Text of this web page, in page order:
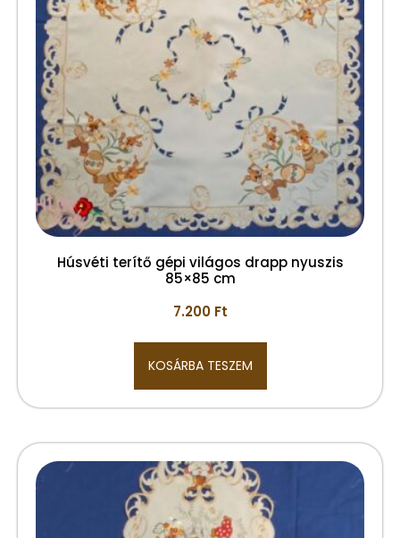
Húsvéti terítő gépi világos drapp nyuszis
85×85 cm
7.200 Ft
KOSÁRBA TESZEM